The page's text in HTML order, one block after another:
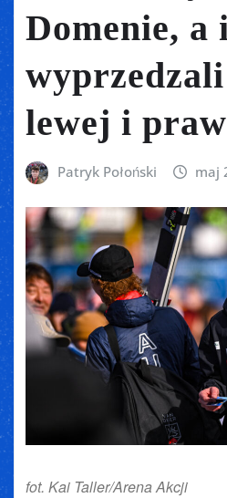
Domenie, a
lewej i
Patryk Połoński maj
fot. Kai Taller/Arena Akcji